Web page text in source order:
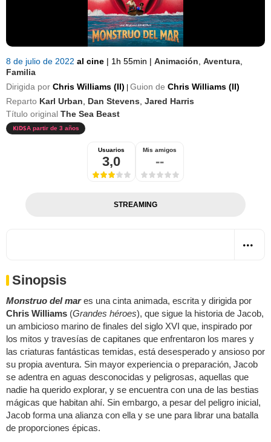
8 de julio de 2022 al cine | 1h 55min | Animación Aventura
Familia
Dirigida por Chris Williams (II) Guion de Chris Williams (II)
Reparto Karl Urban Dan Stevens Jared Harris
Título original The Sea Beast
A partir de 3 años
Usuarios
3,0
Mis amigos
--
STREAMING
Sinopsis
Monstruo del mares una cinta animada, escrita y dirigida por
Chris Williams (Grandes héroes), que sigue la historia de Jacob,
un ambicioso marino de finales del siglo XVI que, inspirado por
los mitos y travesías de capitanes que enfrentaron los mares y
las criaturas fantásticas temidas, está desesperado y ansioso por
su propia aventura. Sin mayor experiencia o preparación, Jacob
se adentra en aguas desconocidas y peligrosas, aquellas que
nadie ha querido explorar, y se encuentra con una de las bestias
mágicas que habitan ahí. Sin embargo, a pesar del peligro inicial,
Jacob forma una alianza con ella y se une para librar una batalla
de proporciones épicas.